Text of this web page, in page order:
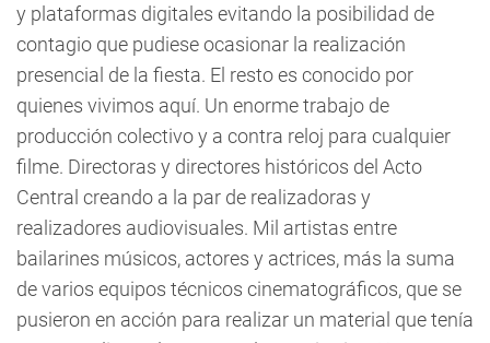
y plataformas digitales evitando la posibilidad de
contagio que pudiese ocasionar la realización
presencial de la fiesta. El resto es conocido por
quienes vivimos aquí. Un enorme trabajo de
producción colectivo y a contra reloj para cualquier
filme. Directoras y directores históricos del Acto
Central creando a la par de realizadoras y
realizadores audiovisuales. Mil artistas entre
bailarines músicos, actores y actrices, más la suma
de varios equipos técnicos cinematográficos, que se
pusieron en acción para realizar un material que tenía